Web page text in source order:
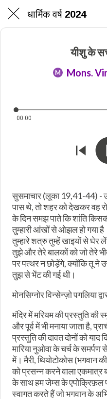
धार्मिक वर्ष 2024
यीशु के
M Mons.
00:00
सुसमाचार (लूका 19,41-44)
पास थे, तो शहर को देखकर वह
के दिन समझ पाते कि शांति
तुम्हारी आंखों से ओझल हो गया
तुम्हारे शत्रु तुम्हें खाइयों से घेर
तुझे और तेरे बालकों को जो तेरे
पर पत्थर न छोड़ेंगे, क्योंकि तू ने
तुझ से भेंट की गई थी।
मोनसिग्नोर विन्सेन्ज़ो पगलिया
मंदिर में मरियम की प्रस्तुति की
और पूर्व में भी मनाया जाता है,
प्रस्तुति की दावत दोनों को याद
मारिया नुओवा के चर्च के
में। मैरी, थियोटोकोस (भगवान
को प्रसन्न करने वाला एकमात्र
के साथ हम जेम्स के एपोक्रिफ़ल
स्वागत करते हैं जो भगवान के